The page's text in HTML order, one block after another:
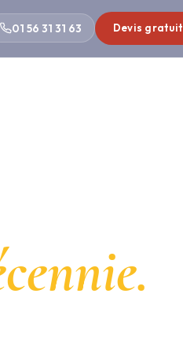
01 56 31 31 63 Devis gratuit